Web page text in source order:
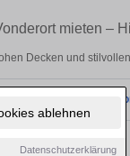
ablehnen
Datenschutzerklärung
mieten –
Decken und
Sie bald wieder